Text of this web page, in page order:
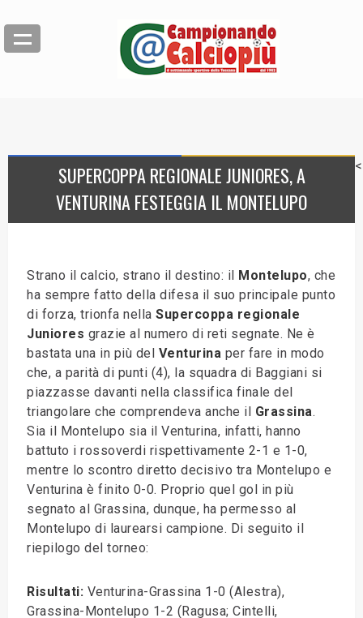
SUPERCOPPA REGIONALE JUNIORES, A
VENTURINA FESTEGGIA IL MONTELUPO
Strano il calcio, strano il destino: il Montelupo, che
ha sempre fatto della difesa il suo principale punto
di forza, trionfa nella Supercoppa regionale
Juniores grazie al numero di reti segnate. Ne è
bastata una in più del Venturina per fare in modo
che, a parità di punti (4), la squadra di Baggiani si
piazzasse davanti nella classifica finale del
triangolare che comprendeva anche il Grassina.
Sia il Montelupo sia il Venturina, infatti, hanno
battuto i rossoverdi rispettivamente 2-1 e 1-0,
mentre lo scontro diretto decisivo tra Montelupo e
Venturina è finito 0-0. Proprio quel gol in più
segnato al Grassina, dunque, ha permesso al
Montelupo di laurearsi campione. Di seguito il
riepilogo del torneo:
Risultati: Venturina-Grassina 1-0 (Alestra),
Grassina-Montelupo 1-2 (Ragusa; Cintelli,
<